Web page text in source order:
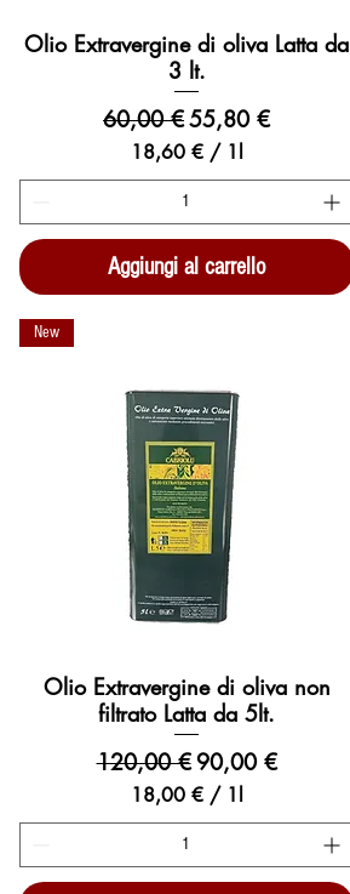
Vista rapida
Olio Extravergine di oliva Latta da
3 lt.
Prezzo regolare
60,00 €Prezzo scontato
55,80 €
18,60 € / 1l
1
8
,
0
r
1
l
i
t
r
o
Aggiungi al carrello
Vista rapida
New
Olio Extravergine di oliva non
filtrato Latta da 5lt.
Prezzo regolare
120,00 €Prezzo scontato
90,00 €
18,00 € / 1l
1
8
,